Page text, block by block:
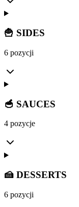
🍟 SIDES
6 pozycji
🥣 SAUCES
4 pozycje
🍰 DESSERTS
6 pozycji